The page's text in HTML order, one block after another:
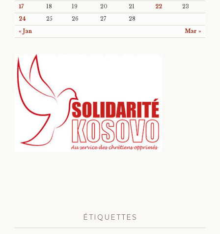
« Jan Mar »
17
18 19 20 21 22
23
24
25 26 27 28
ÉTIQUETTES